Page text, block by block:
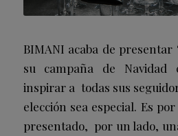
BIMANI acaba de presentar
su campaña de
inspirar a todas sus
elección sea especial. Es
presentado, por un lado,